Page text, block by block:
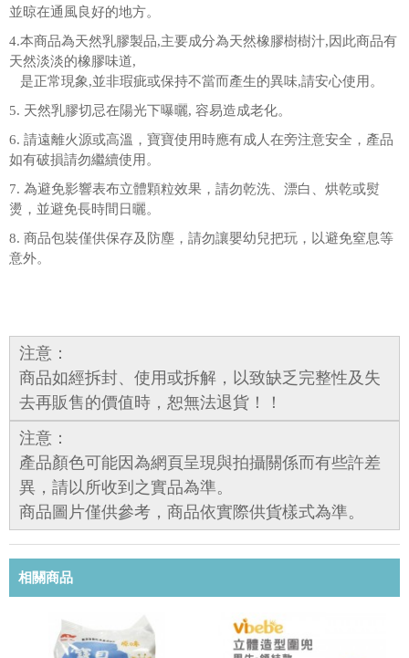
並晾在通風良好的地方。
4.本商品為天然乳膠製品,主要成分為天然橡膠樹樹汁,因此商品有
天然淡淡的橡膠味道,
是正常現象,並非瑕疵或保持不當而產生的異味,請安心使用。
5. 天然乳膠切忌在陽光下曝曬, 容易造成老化。
6. 請遠離火源或高溫，寶寶使用時應有成人在旁注意安全，產品
如有破損請勿繼續使用。
7. 為避免影響表布立體顆粒效果，請勿乾洗、漂白、烘乾或熨
燙，並避免長時間日曬。
8. 商品包裝僅供保存及防塵，請勿讓嬰幼兒把玩，以避免窒息等
意外。
注意：
商品如經拆封、使用或拆解，以致缺乏完整性及失
去再販售的價值時，恕無法退貨！！
注意：
產品顏色可能因為網頁呈現與拍攝關係而有些許差
異，請以所收到之實品為準。
商品圖片僅供參考，商品依實際供貨樣式為準。
相關商品